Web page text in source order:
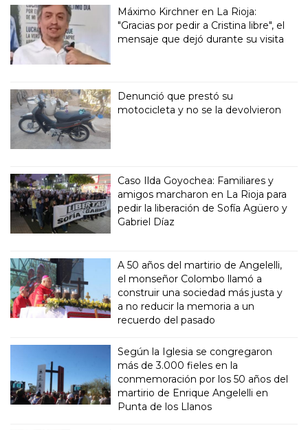
Máximo Kirchner en La Rioja:
"Gracias por pedir a Cristina libre", el
mensaje que dejó durante su visita
Denunció que prestó su
motocicleta y no se la devolvieron
Caso Ilda Goyochea: Familiares y
amigos marcharon en La Rioja para
pedir la liberación de Sofía Agüero y
Gabriel Díaz
A 50 años del martirio de Angelelli,
el monseñor Colombo llamó a
construir una sociedad más justa y
a no reducir la memoria a un
recuerdo del pasado
Según la Iglesia se congregaron
más de 3.000 fieles en la
conmemoración por los 50 años del
martirio de Enrique Angelelli en
Punta de los Llanos